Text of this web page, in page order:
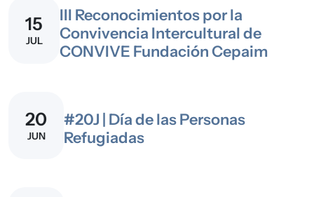
15
JUL
III Reconocimientos por la
Convivencia Intercultural de
CONVIVE Fundación Cepaim
20
JUN
#20J | Día de las Personas
Refugiadas